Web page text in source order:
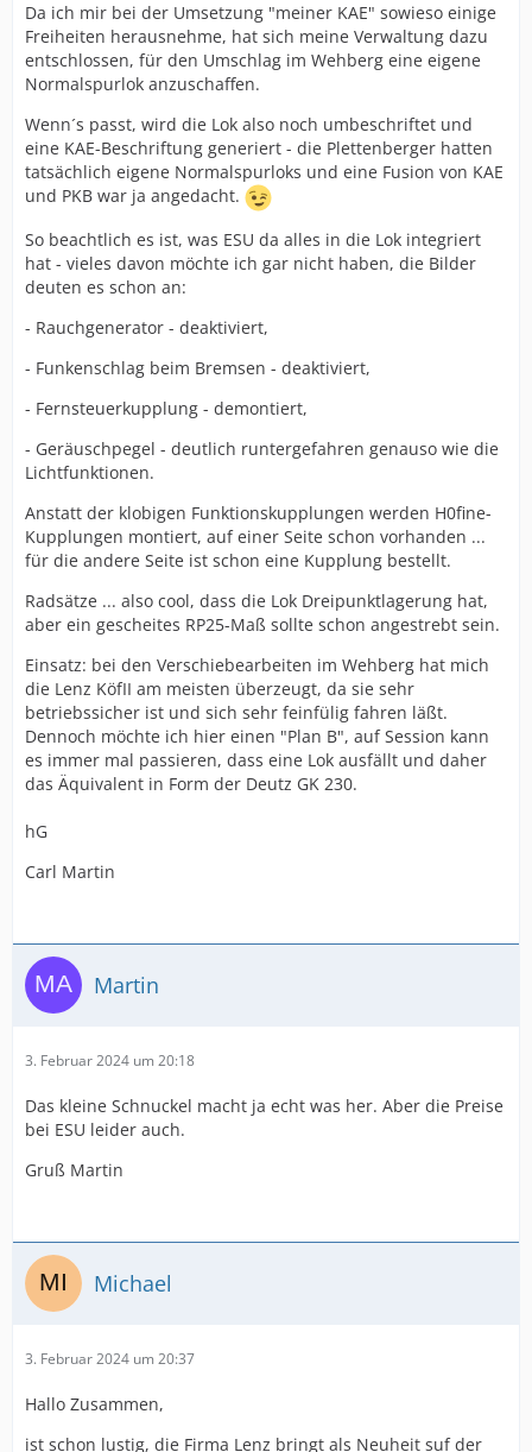
Da ich mir bei der Umsetzung "meiner KAE" sowieso einige
Freiheiten herausnehme, hat sich meine Verwaltung dazu
entschlossen, für den Umschlag im Wehberg eine eigene
Normalspurlok anzuschaffen.
Wenn´s passt, wird die Lok also noch umbeschriftet und
eine KAE-Beschriftung generiert - die Plettenberger hatten
tatsächlich eigene Normalspurloks und eine Fusion von KAE
und PKB war ja angedacht.
So beachtlich es ist, was ESU da alles in die Lok integriert
hat - vieles davon möchte ich gar nicht haben, die Bilder
deuten es schon an:
- Rauchgenerator - deaktiviert,
- Funkenschlag beim Bremsen - deaktiviert,
- Fernsteuerkupplung - demontiert,
- Geräuschpegel - deutlich runtergefahren genauso wie die
Lichtfunktionen.
Anstatt der klobigen Funktionskupplungen werden H0fine-
Kupplungen montiert, auf einer Seite schon vorhanden ...
für die andere Seite ist schon eine Kupplung bestellt.
Radsätze ... also cool, dass die Lok Dreipunktlagerung hat,
aber ein gescheites RP25-Maß sollte schon angestrebt sein.
Einsatz: bei den Verschiebearbeiten im Wehberg hat mich
die Lenz KöfII am meisten überzeugt, da sie sehr
betriebssicher ist und sich sehr feinfülig fahren läßt.
Dennoch möchte ich hier einen "Plan B", auf Session kann
es immer mal passieren, dass eine Lok ausfällt und daher
das Äquivalent in Form der Deutz GK 230.
hG
Carl Martin
Martin
3. Februar 2024 um 20:18
Das kleine Schnuckel macht ja echt was her. Aber die Preise
bei ESU leider auch.
Gruß Martin
Michael
3. Februar 2024 um 20:37
Hallo Zusammen,
ist schon lustig, die Firma Lenz bringt als Neuheit suf der